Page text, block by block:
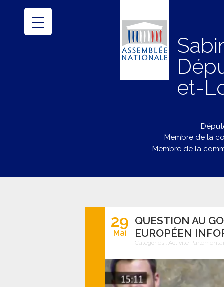
et-
Membre de la
Membre de la
29
Mai
QUESTION AU
EUROPÉEN
Catégories : Activité